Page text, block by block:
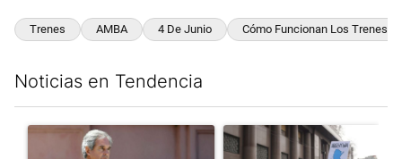
Trenes AMBA 4 De Junio Cómo Funcionan Los Trenes
Noticias en Tendencia
Un artículo de tendencia con el título "Las inconsistencias de
Un artículo de tendencia con